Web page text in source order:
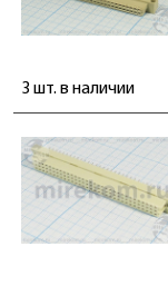
3 шт. в наличии